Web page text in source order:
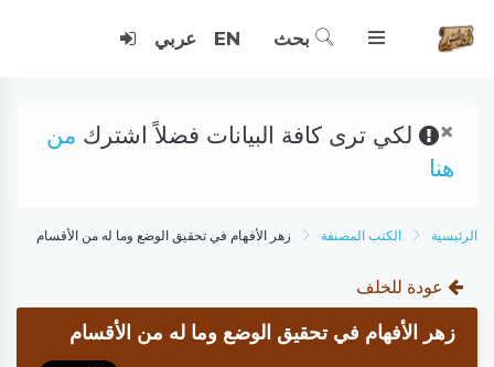
بحث EN عربي
× لكي ترى كافة البيانات فضلاً اشترك من
هنا
الرئيسية الكتب المصنفة زهر الأفهام في تحقيق الوضع وما له من الأقسام
عودة للخلف
زهر الأفهام في تحقيق الوضع وما له من الأقسام